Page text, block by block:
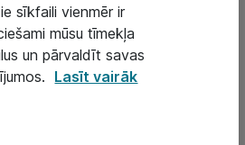
sīkfaili vienmēr ir
mūsu tīmekļa
un pārvaldīt savas
Lasīt vairāk